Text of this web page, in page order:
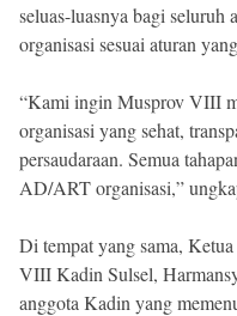
seluas-luasnya bagi
organisasi sesuai aturan
“Kami ingin Musprov VIII
organisasi yang sehat,
persaudaraan. Semua
AD/ART organisasi,”
Di tempat yang sama,
VIII Kadin Sulsel,
anggota Kadin yang